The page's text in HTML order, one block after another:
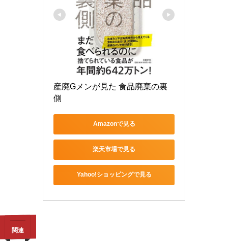
産廃Gメンが見た 食品廃棄の裏
側
Amazonで見る
楽天市場で見る
Yahoo!ショッピングで見る
関連